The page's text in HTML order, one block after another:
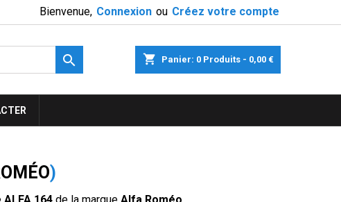
Bienvenue, Connexion ou Créez votre compte
shopping_cart Panier: 0 Produits - 0,00 €

)